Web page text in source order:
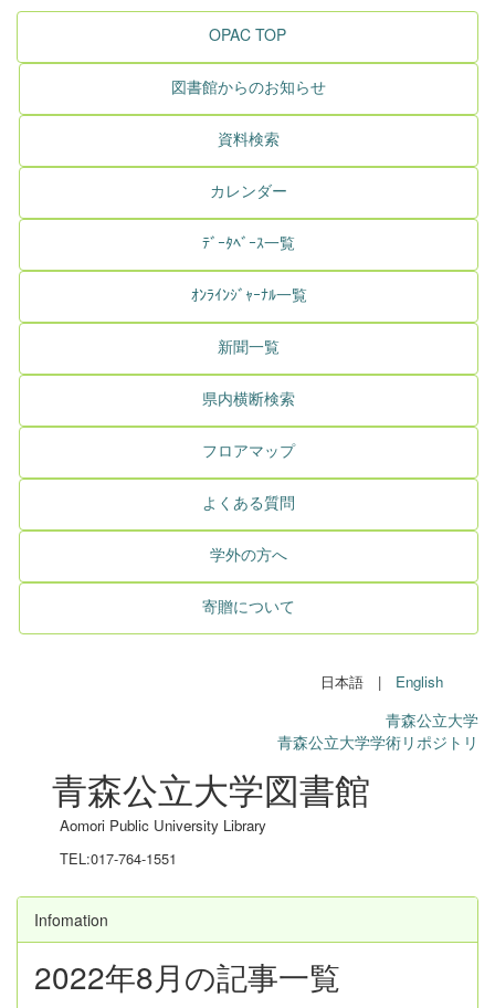
OPAC TOP
図書館からのお知らせ
資料検索
カレンダー
ﾃﾞｰﾀﾍﾞｰｽ一覧
ｵﾝﾗｲﾝｼﾞｬｰﾅﾙ一覧
新聞一覧
県内横断検索
フロアマップ
よくある質問
学外の方へ
寄贈について
日本語 | English
青森公立大学
青森公立大学学術リポジトリ
青森公立大学図書館
Aomori Public University Library
TEL:017-764-1551
Infomation
2022年8月の記事一覧